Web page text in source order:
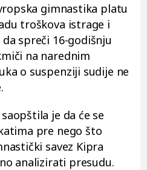
gimnastika platu
troškova istrage i
spreči 16-godišnju
na narednim
o suspenziji sudije ne
je da će se
pre nego što
savez Kipra
analizirati presudu.